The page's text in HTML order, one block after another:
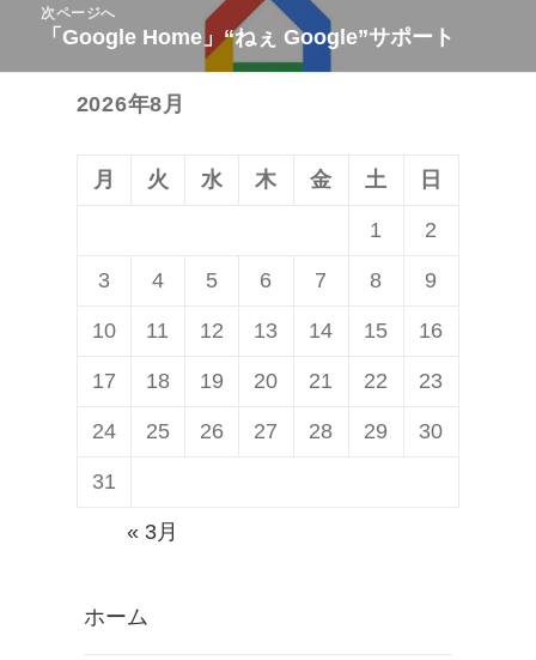
ー
投
稿:
次ページへ
次
の
「Google Home」“ねぇ Google”サポート
2026年8月
月 火 水 木 金 土 日
1 2
3 4 5 6 7 8 9
10 11 12 13 14 15 16
17 18 19 20 21 22 23
24 25 26 27 28 29 30
31
« 3月
ホーム